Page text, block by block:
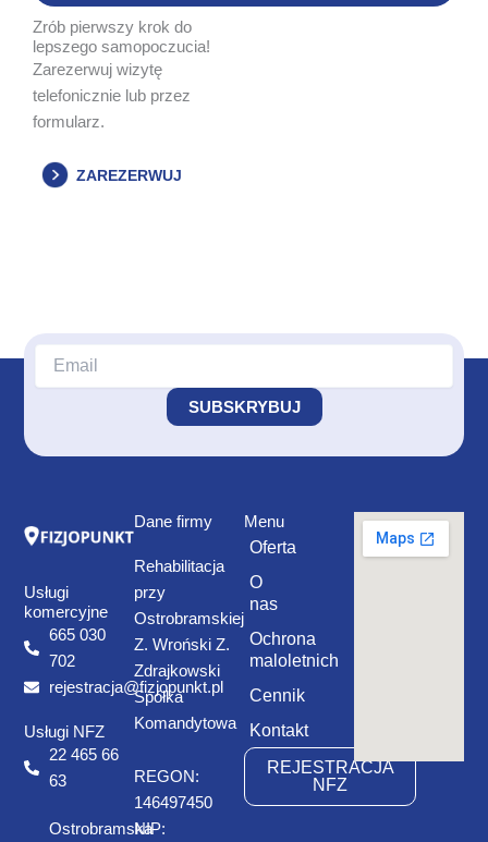
Zrób pierwszy krok do
lepszego samopoczucia!
Zarezerwuj wizytę
telefonicznie lub przez
formularz.
ZAREZERWUJ
Usługi
komercyjne
665 030
702
rejestracja@fizjopunkt.pl
Usługi NFZ
22 465 66
63
Ostrobramska
Dane firmy
Rehabilitacja
przy
Ostrobramskiej
Z. Wroński Z.
Zdrajkowski
Spółka
Komandytowa
REGON:
146497450
NIP:
Menu
Oferta
O
nas
Ochrona
maloletnich
Cennik
Kontakt
REJESTRACJA
NFZ